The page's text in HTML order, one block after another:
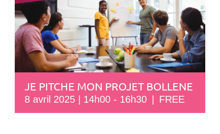
JE PITCHE MON PROJET BOLLENE
8 avril 2025 | 14h00 - 16h30 FREE